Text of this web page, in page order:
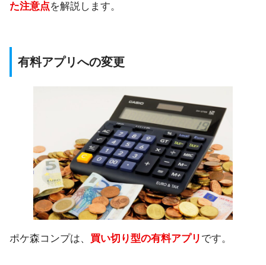
た注意点を解説します。
有料アプリへの変更
ポケ森コンプは、 買い切り型の有料アプリ です。